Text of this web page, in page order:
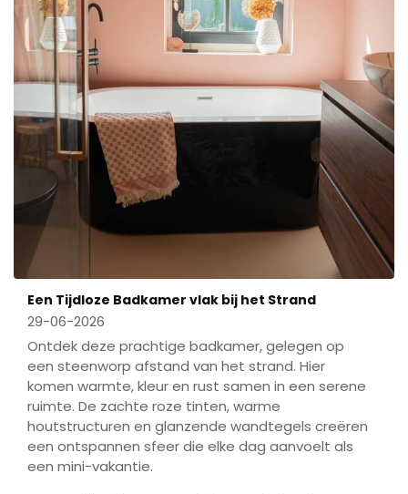
Een Tijdloze Badkamer vlak bij het Strand
29-06-2026
Ontdek deze prachtige badkamer, gelegen op
een steenworp afstand van het strand. Hier
komen warmte, kleur en rust samen in een serene
ruimte. De zachte roze tinten, warme
houtstructuren en glanzende wandtegels creëren
een ontspannen sfeer die elke dag aanvoelt als
een mini-vakantie.